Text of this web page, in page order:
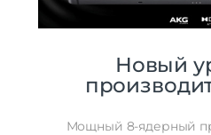
Новый
Мощный 8-ядерный